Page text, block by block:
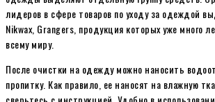
лидеров в сфере товаров по уходу за одеждой
Nikwax, Grangers, продукция которых уже много
всему миру.
После очистки на одежду можно наносить
пропитку. Как правило, ее наносят на влажную